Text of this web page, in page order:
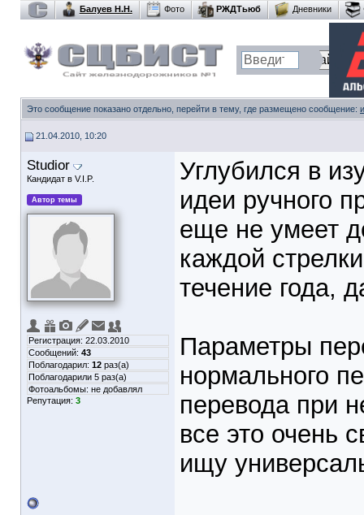
Балуев Н.Н. Фото РЖДТьюб Дневники
Это сообщение показано отдельно, перейти в тему, где размещено сообщение:
21.04.2010, 10:20
Studior
Кандидат в V.I.P.
Автор темы
Регистрация: 22.03.2010
Сообщений: 43
Поблагодарил: 12 раз(а)
Поблагодарили 5 раз(а)
Фотоальбомы: не добавлял
Репутация: 3
Углубился в
идеи ручного
еще не умеет
каждой
течение года,
Параметры
нормального
перевода при
все это очень
ищу